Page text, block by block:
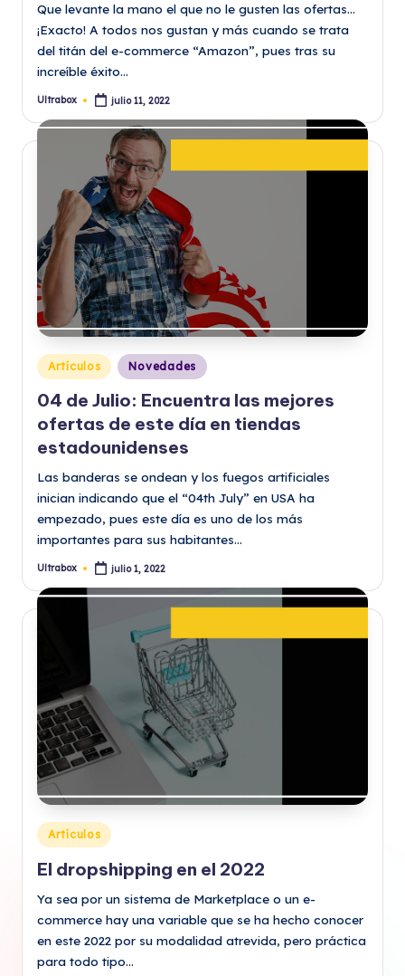
Que levante la mano el que no le gusten las ofertas…
¡Exacto! A todos nos gustan y más cuando se trata
del titán del e-commerce “Amazon”, pues tras su
increíble éxito…
Publicado
Ultrabox julio 11, 2022
Publicado
en
Artículos Novedades
04 de Julio: Encuentra las mejores
ofertas de este día en tiendas
estadounidenses
Las banderas se ondean y los fuegos artificiales
inician indicando que el “04th July” en USA ha
empezado, pues este día es uno de los más
importantes para sus habitantes…
Publicado
Ultrabox julio 1, 2022
Publicado
en
Artículos
El dropshipping en el 2022
Ya sea por un sistema de Marketplace o un e-
commerce hay una variable que se ha hecho conocer
en este 2022 por su modalidad atrevida, pero práctica
para todo tipo…